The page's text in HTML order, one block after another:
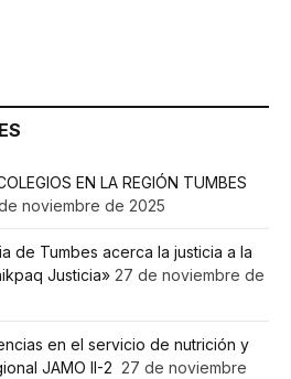
EN LA REGIÓN TUMBES
noviembre de 2025
de Tumbes acerca la justicia a la
Justicia» 27 de noviembre de
en el servicio de nutrición y
JAMO II-2 27 de noviembre